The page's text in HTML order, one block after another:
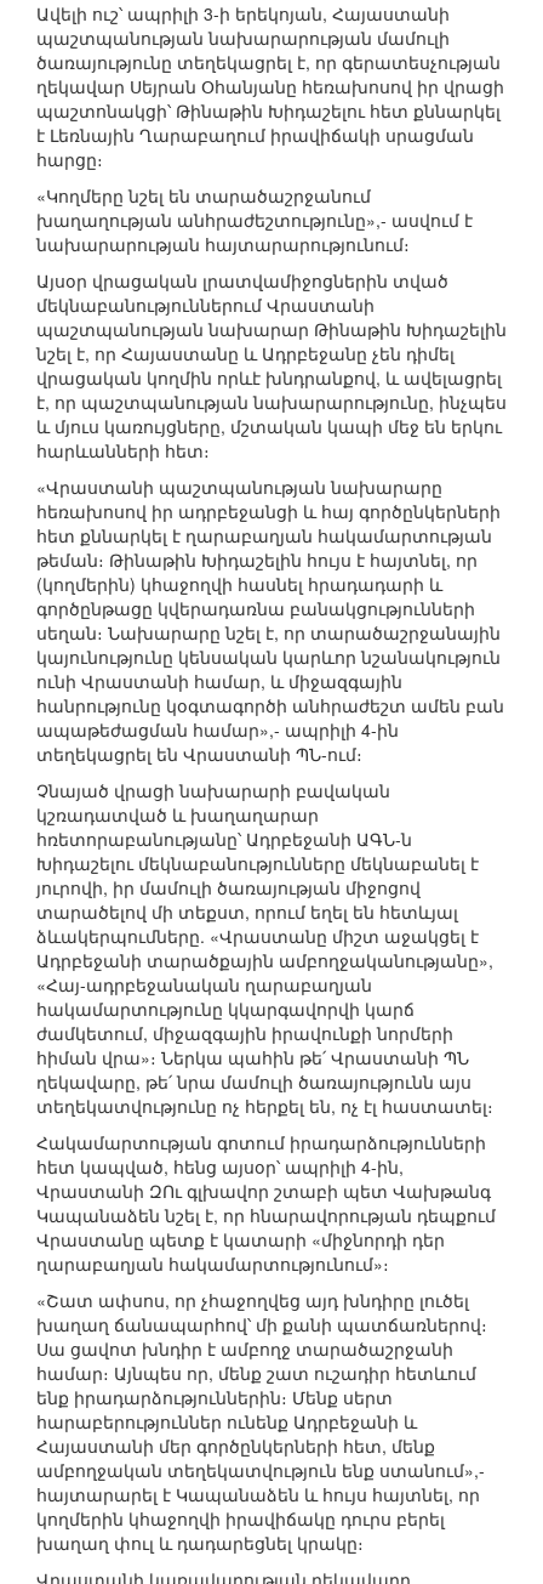
Ավելի ուշ՝ ապրիլի 3-ի երեկոյան, Հայաստանի
պաշտպանության նախարարության մամուլի
ծառայությունը տեղեկացրել է, որ գերատեսչության
ղեկավար Սեյրան Օհանյանը հեռախոսով իր վրացի
պաշտոնակցի՝ Թինաթին Խիդաշելու հետ քննարկել
է Լեռնային Ղարաբաղում իրավիճակի սրացման
հարցը։
«Կողմերը նշել են տարածաշրջանում
խաղաղության անհրաժեշտությունը»,- ասվում է
նախարարության հայտարարությունում։
Այսօր վրացական լրատվամիջոցներին տված
մեկնաբանություններում Վրաստանի
պաշտպանության նախարար Թինաթին Խիդաշելին
նշել է, որ Հայաստանը և Ադրբեջանը չեն դիմել
վրացական կողմին որևէ խնդրանքով, և ավելացրել
է, որ պաշտպանության նախարարությունը, ինչպես
և մյուս կառույցները, մշտական կապի մեջ են երկու
հարևանների հետ։
«Վրաստանի պաշտպանության նախարարը
հեռախոսով իր ադրբեջանցի և հայ գործընկերների
հետ քննարկել է ղարաբաղյան հակամարտության
թեման։ Թինաթին Խիդաշելին հույս է հայտնել, որ
(կողմերին) կհաջողվի հասնել հրադադարի և
գործընթացը կվերադառնա բանակցությունների
սեղան։ Նախարարը նշել է, որ տարածաշրջանային
կայունությունը կենսական կարևոր նշանակություն
ունի Վրաստանի համար, և միջազգային
հանրությունը կօգտագործի անհրաժեշտ ամեն բան
ապաթեժացման համար»,- ապրիլի 4-ին
տեղեկացրել են Վրաստանի ՊՆ-ում։
Չնայած վրացի նախարարի բավական
կշռադատված և խաղաղարար
հռետորաբանությանը՝ Ադրբեջանի ԱԳՆ-ն
Խիդաշելու մեկնաբանությունները մեկնաբանել է
յուրովի, իր մամուլի ծառայության միջոցով
տարածելով մի տեքստ, որում եղել են հետևյալ
ձևակերպումները. «Վրաստանը միշտ աջակցել է
Ադրբեջանի տարածքային ամբողջականությանը»,
«Հայ-ադրբեջանական ղարաբաղյան
հակամարտությունը կկարգավորվի կարճ
ժամկետում, միջազգային իրավունքի նորմերի
հիման վրա»։ Ներկա պահին թե՛ Վրաստանի ՊՆ
ղեկավարը, թե՛ նրա մամուլի ծառայությունն այս
տեղեկատվությունը ոչ հերքել են, ոչ էլ հաստատել։
Հակամարտության գոտում իրադարձությունների
հետ կապված, հենց այսօր՝ ապրիլի 4-ին,
Վրաստանի ԶՈւ գլխավոր շտաբի պետ Վախթանգ
Կապանաձեն նշել է, որ հնարավորության դեպքում
Վրաստանը պետք է կատարի «միջնորդի դեր
ղարաբաղյան հակամարտությունում»։
«Շատ ափսոս, որ չհաջողվեց այդ խնդիրը լուծել
խաղաղ ճանապարհով՝ մի քանի պատճառներով։
Սա ցավոտ խնդիր է ամբողջ տարածաշրջանի
համար։ Այնպես որ, մենք շատ ուշադիր հետևում
ենք իրադարձություններին։ Մենք սերտ
հարաբերություններ ունենք Ադրբեջանի և
Հայաստանի մեր գործընկերների հետ, մենք
ամբողջական տեղեկատվություն ենք ստանում»,-
հայտարարել է Կապանաձեն և հույս հայտնել, որ
կողմերին կհաջողվի իրավիճակը դուրս բերել
խաղաղ փուլ և դադարեցնել կրակը։